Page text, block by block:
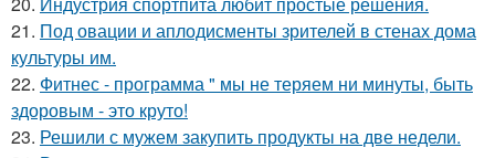
21. Под овации и аплодисменты зрителей в стенах дома
культуры им.
22. Фитнес - программа " мы не теряем ни минуты, быть
здоровым - это круто!
23. Решили с мужем закупить продукты на две недели.